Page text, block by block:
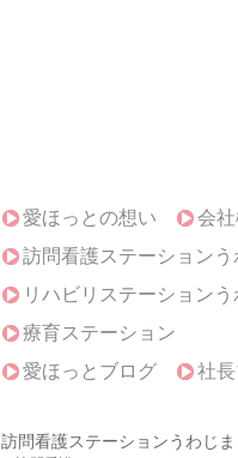
愛ほっとの想い
会
訪問看護ステーションう
リハビリステーション
療育ステーション
愛ほっとブログ
社
訪問看護ステーションうわじま